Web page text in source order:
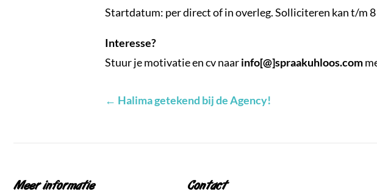
Startdatum: per direct of in overleg. Solliciteren kan t/m 8
Interesse?
Stuur je motivatie en cv naarinfo[@]spraakuhloos.com
← Halima getekend bij de Agency!
Meer informatie Contact